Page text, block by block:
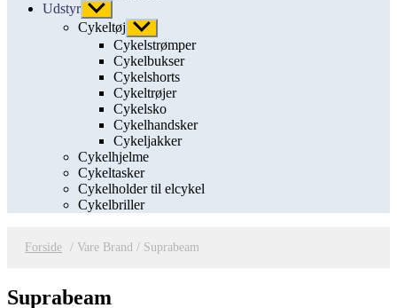
Udstyr Vis
undermenu
Cykeltøj Vis
undermenu
Cykelstrømper
Cykelbukser
Cykelshorts
Cykeltrøjer
Cykelsko
Cykelhandsker
Cykeljakker
Cykelhjelme
Cykeltasker
Cykelholder til elcykel
Cykelbriller
Forside / Vare Brand / Suprabeam
Suprabeam